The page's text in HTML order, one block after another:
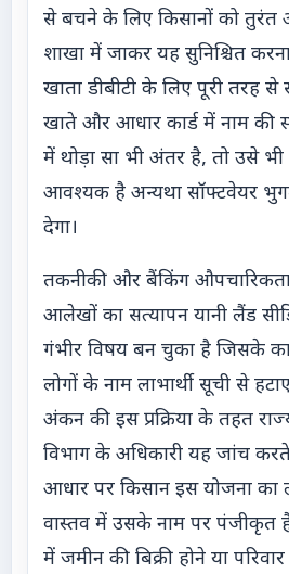
से बचने के लिए किसानों को
शाखा में जाकर यह सुनिश्चित
खाता डीबीटी के लिए पूरी तरह
खाते और आधार कार्ड में नाम की
में थोड़ा सा भी अंतर है, तो उसे भी
आवश्यक है अन्यथा सॉफ्टवेयर
देगा।
तकनीकी और बैंकिंग
आलेखों का सत्यापन यानी लैंड
गंभीर विषय बन चुका है जिसके
लोगों के नाम लाभार्थी सूची से
अंकन की इस प्रक्रिया के तहत
विभाग के अधिकारी यह जांच
आधार पर किसान इस योजना का
वास्तव में उसके नाम पर पंजीकृत
में जमीन की बिक्री होने या